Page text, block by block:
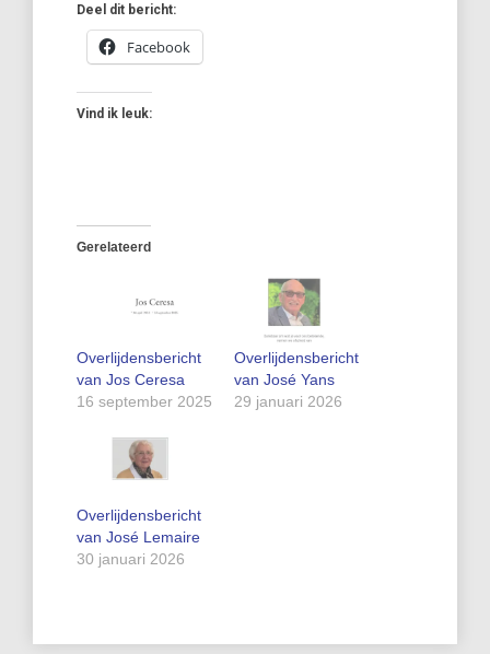
Deel dit bericht:
Facebook
Vind ik leuk:
Gerelateerd
Overlijdensbericht
van Jos Ceresa
16 september 2025
Overlijdensbericht
van José Yans
29 januari 2026
Overlijdensbericht
van José Lemaire
30 januari 2026